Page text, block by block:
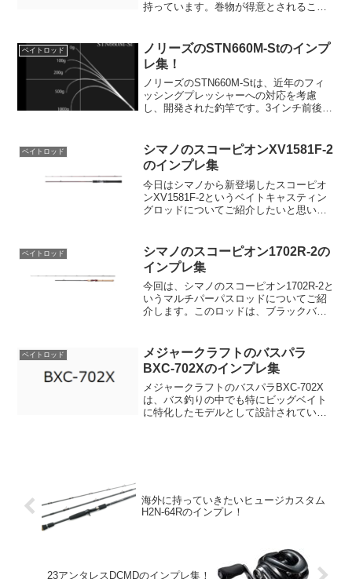
持っています。巻物が得意とされるこの
す。さらに、テキサスやジグ系リグにも
問題なく対応できるの...
ベイトロッド
ノリーズのSTN660M-Stのインプ
レ集！
ノリーズのSTN660M-Stは、近年のフィ
ッシングプレッシャーへの対応を考慮
し、開発された釣竿です。3インチ前後の
用が可能となっています。これにより、
さまざま...
ベイトロッド
シマノのスコーピオンXV1581F-2
のインプレ集
今日はシマノから新登場したスコーピオ
ンXV1581F-2というベイトキャスティン
グロッドについてご紹介したいと思いま
ザインされた、スコーピオン伝統の5フィ
ート8インチの...
ベイトロッド
シマノのスコーピオン1702R-2の
インプレ集
今回は、シマノのスコーピオン1702R-2と
いうマルチパーパスロッドについてご紹
介します。このロッドは、ブラックバス
ルアーを活かせる優れた性能を持ってい
ます。まず、こ...
ベイトロッド
メジャークラフトのバスパラ
BXC-702Xのインプレ集
メジャークラフトのバスパラBXC-702X
は、バス釣りの中でも特にビッグベイト
に特化したモデルとして設計されていま
海外に持っていきたいヒュージカスタム
H2N-64Rのインプレ！
23アンタレスDCMDのインプレ集！